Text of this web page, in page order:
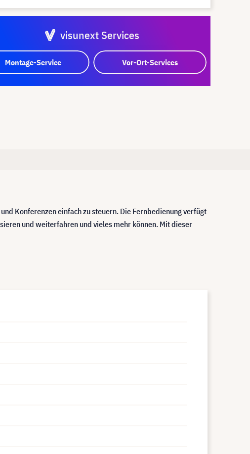
visunext Services
Montage-Service Vor-Ort-Services
Konferenzen einfach zu steuern. Die Fernbedienung verfügt
und weiterfahren und vieles mehr können. Mit dieser